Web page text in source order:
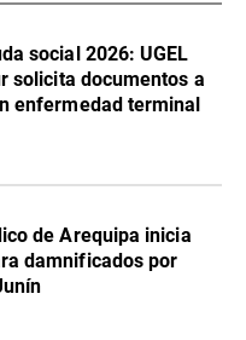
social 2026: UGEL
solicita documentos a
enfermedad terminal
de Arequipa inicia
damnificados por